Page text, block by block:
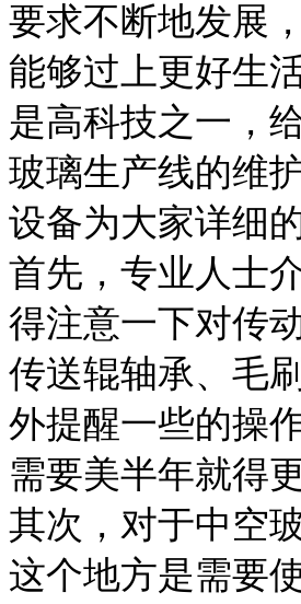
要求不断地发展
能够过上更好生
是高科技之一，
玻璃生产线的维
设备为大家详细
首先，专业人士
得注意一下对传
传送辊轴承、毛
外提醒一些的操
需要美半年就得
其次，对于中空
这个地方是需要